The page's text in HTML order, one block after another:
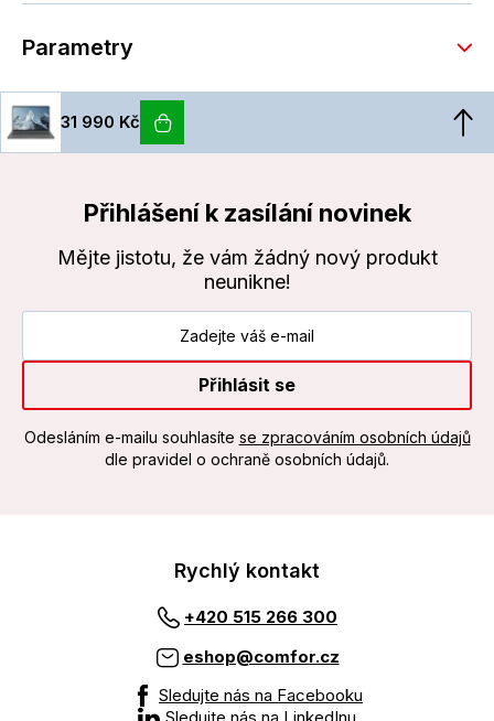
Parametry
31 990 Kč
Přihlášení k zasílání novinek
Mějte jistotu, že vám žádný nový produkt
neunikne!
Přihlásit se
Odesláním e-mailu souhlasíte se zpracováním osobních údajů
dle pravidel o ochraně osobních údajů.
Rychlý kontakt
+420 515 266 300
eshop@comfor.cz
Sledujte nás na Facebooku